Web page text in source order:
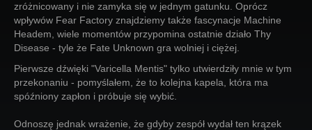
Forum
Więcej
Login
zróżnicowany i nie zamyka się w jednym gatunku. Oprócz
wpływów Fear Factory znajdziemy także fascynacje Machine
Headem, wiele momentów przypomina ostatnie działo Thy
Disease - tyle że Fate Unknown gra wolniej i ciężej.
Pierwsze dźwięki "Varicella Mentis" tylko utwierdziły mnie w tym
przekonaniu - pomyślałem, że to kolejna kapela, która ma
spóźniony zapłon i próbuje się wybić.
Odnoszę jednak wrażenie, że gdyby zespół wydał ten krązek